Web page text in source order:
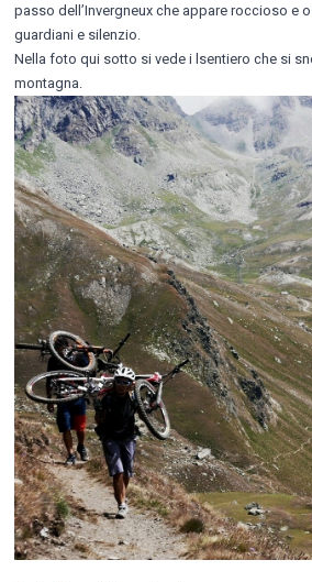
passo dell’Invergneux che appare roccioso e
guardiani e silenzio.
Nella foto qui sotto si vede i lsentiero che si
montagna.